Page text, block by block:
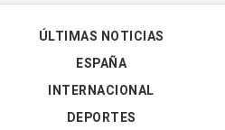
ÚLTIMAS NOTICIAS
ESPAÑA
INTERNACIONAL
DEPORTES